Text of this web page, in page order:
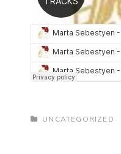
CATEGORIES
UNCATEGORIZED